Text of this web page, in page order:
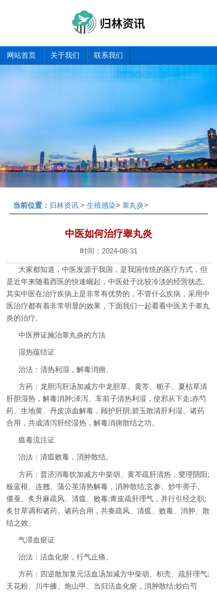
网站首页 关于我们 联系我们
当前位置： 归林资讯> 生殖感染> 睾丸炎>
中医如何治疗睾丸炎
时间：2024-08-31
大家都知道，中医发源于我国，是我国传统的医疗方式，但
是近年来随着西医的快速崛起，中医处于比较冷淡的经营状态。
其实中医在治疗疾病上是非常有优势的，不管什么疾病，采用中
医治疗都有着非常明显的效果，下面我们一起看看中医关于睾丸
炎的治疗。
中医辨证施治睾丸炎的方法
湿热蕴结证
治法：清热利湿，解毒消痈。
方药：龙胆泻肝汤加减方中龙胆草、黄芩、栀子、夏枯草清
肝胆湿热，解毒消肿;泽泻、车前子清热利湿，使邪从下走;赤芍
药、生地黄、丹皮凉血解毒，顾护肝阴;碧玉散清肝利湿。诸药
合用，共成清泻肝经湿热，解毒消痈散结之功。
瘟毒流注证
治法：清瘟败毒，消肿散结。
方药：普济消毒饮加减方中柴胡、黄芩疏肝清热，燮理阴阳;
板蓝根、连翘、蒲公英清热解毒，消肿散结;玄参、炒牛蒡子、
僵蚕、炙升麻疏风、清瘟、败毒;青皮疏肝理气，并行引经之职;
炙甘草调和诸药。诸药合用，共奏疏风、清瘟、败毒、消肿、散
结之效。
气滞血瘀证
治法：活血化瘀，行气止痛。
方药：四逆散加复元活血汤加减方中柴胡、枳壳、疏肝理气;
天花粉、川牛膝、炮山甲、当归活血化瘀，消肿散结;炒白芍